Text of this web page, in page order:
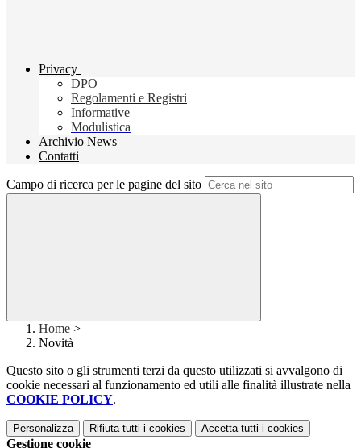
Privacy
DPO
Regolamenti e Registri
Informative
Modulistica
Archivio News
Contatti
Campo di ricerca per le pagine del sito
Home >
Novità
Questo sito o gli strumenti terzi da questo utilizzati si avvalgono di
cookie necessari al funzionamento ed utili alle finalità illustrate nella
COOKIE POLICY.
Personalizza Rifiuta tutti i cookies Accetta tutti i cookies
Gestione cookie